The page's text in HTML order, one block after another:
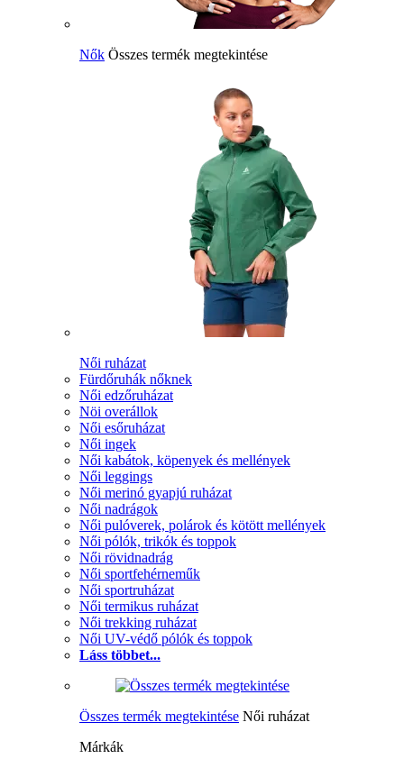
Nők Összes termék megtekintése
Női ruházat
Fürdőruhák nőknek
Női edzőruházat
Nöi overállok
Női esőruházat
Női ingek
Női kabátok, köpenyek és mellények
Női leggings
Női merinó gyapjú ruházat
Női nadrágok
Női pulóverek, polárok és kötött mellények
Női pólók, trikók és toppok
Női rövidnadrág
Női sportfehérneműk
Női sportruházat
Női termikus ruházat
Női trekking ruházat
Női UV-védő pólók és toppok
Láss többet...
Összes termék megtekintése Női ruházat
Márkák